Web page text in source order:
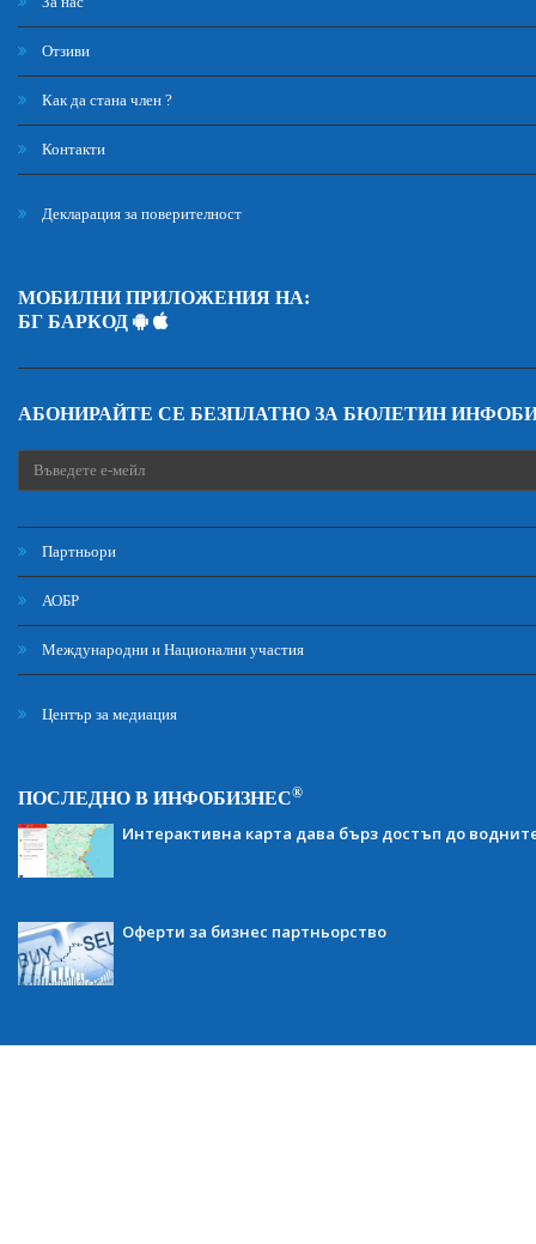
Отзиви
Как да стана член ?
Контакти
Декларация за поверителност
МОБИЛНИ ПРИЛОЖЕНИЯ НА:
БГ БАРКОД
АБОНИРАЙТЕ СЕ БЕЗПЛАТНО ЗА БЮЛЕТИН
Партньори
АОБР
Международни и Национални участия
Център за медиация
ПОСЛЕДНО В ИНФОБИЗНЕС®
Интерактивна карта дава бърз достъп до
Оферти за бизнес партньорство